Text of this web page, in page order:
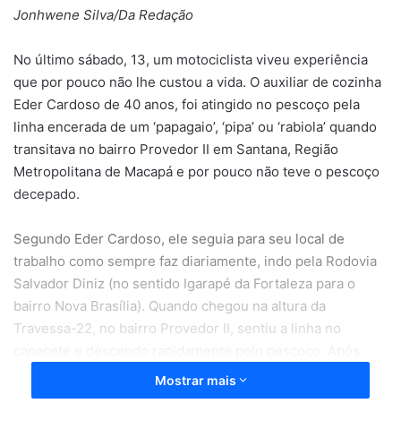
Jonhwene Silva/Da Redação
No último sábado, 13, um motociclista viveu experiência
que por pouco não lhe custou a vida. O auxiliar de cozinha
Eder Cardoso de 40 anos, foi atingido no pescoço pela
linha encerada de um ‘papagaio’, ‘pipa’ ou ‘rabiola’ quando
transitava no bairro Provedor II em Santana, Região
Metropolitana de Macapá e por pouco não teve o pescoço
decepado.
Segundo Eder Cardoso, ele seguia para seu local de
trabalho como sempre faz diariamente, indo pela Rodovia
Salvador Diniz (no sentido Igarapé da Fortaleza para o
bairro Nova Brasília). Quando chegou na altura da
Travessa-22, no bairro Provedor II, sentiu a linha no
alguns metros, parou a moto e viu que havia sido
lesionado.
Mostrar mais